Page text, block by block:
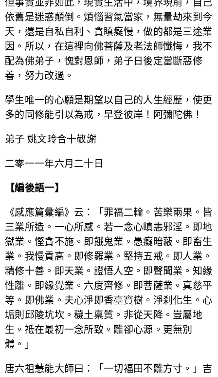
但事實並非如此，現實生活中，境界現前，自己
依舊是迷惑顛倒。煩惱習氣當家，無量劫來到今
天，還是自私自利、貪瞋癡慢，做的都是三途業
因。所以，在這裡向佛菩薩及老法師懺悔，我不
配為佛弟子，愧對恩師，弟子日後定當斷惡修
善，努力改過。
學生唯一的心願是期望以自己的人生經歷，使更
多的同修能引以為戒，早登彼岸！阿彌陀佛！
弟子 姚文玲合十敬謝
二零一一年六月二十日
【編後語一】
《感應篇彙編》云：「罪福二輪。苦樂兩果。皆
三業所造。一心所感。若一念心瞋恚邪淫。即地
獄業。慳貪不施。即餓鬼業。愚癡暗蔽。即畜生
業。我慢貢高。即修羅業。堅持五戒。即人業。
精修十善。即天業。證悟人空。即聲聞業。知緣
性離。即緣覺業。六度齊修。即菩薩業。真慈平
等。即佛業。夫心淨即香臺寶樹。淨刹化生。心
垢則邱陵坑坎。穢土稟質。非從天降。豈屬地
生。祗在最初一念所致。離卻心源。更無別
體。」
唐六祖慧能大師曰：「一切福田不離方寸。」吉